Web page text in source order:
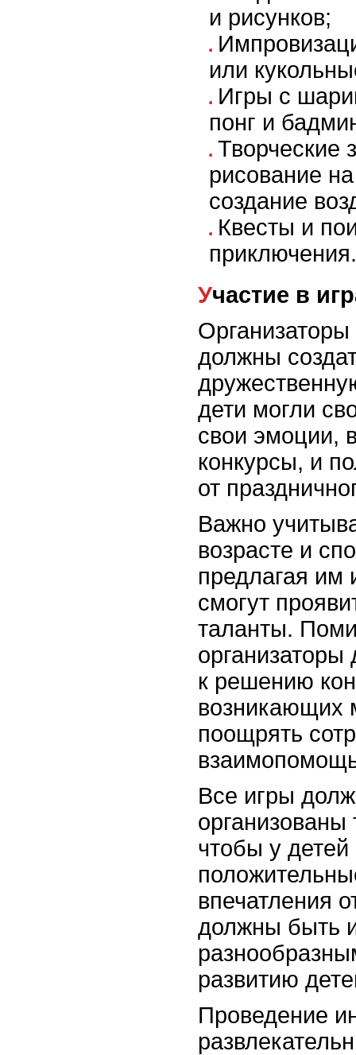
и рисунков;
или
Игры с
понг и
Творческие
рисование
создание
Квесты и
приключения.
Участие в
Организаторы
должны
дети могли
свои эмоции,
конкурсы, и
от
Важно
возрасте и
предлагая им
смогут
таланты.
к решению
возникающих
поощрять
Все игры
чтобы у детей
впечатления
должны быть
развитию
Проведение